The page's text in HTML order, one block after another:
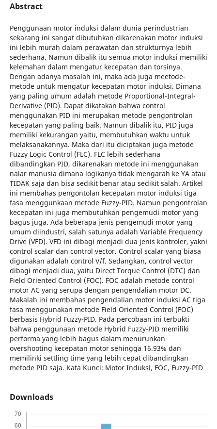
Abstract
Penggunaan motor induksi dalam dunia perindustrian
sekarang ini sangat dibutuhkan dikarenakan motor induksi
ini lebih murah dalam perawatan dan strukturnya lebih
sederhana. Namun dibalik itu semua motor induksi memiliki
kelemahan dalam mengatur kecepatan dan torsinya.
Dengan adanya masalah ini, maka ada juga meetode-
metode untuk mengatur kecepatan motor induksi. Dimana
yang paling umum adalah metode Proportional-Integral-
Derivative (PID). Dapat dikatakan bahwa control
menggunakan PID ini merupakan metode pengontrolan
kecepatan yang paling baik. Namun dibalik itu, PID juga
memiliki kekurangan yaitu, membutuhkan waktu untuk
melaksanakannya. Maka dari itu diciptakan juga metode
Fuzzy Logic Control (FLC). FLC lebih sederhana
dibandingkan PID, dikarenakan metode ini menggunakan
nalar manusia dimana logikanya tidak mengarah ke YA atau
TIDAK saja dan bisa sedikit benar atau sedikit salah. Artikel
ini membahas pengontolan kecepatan motor induksi tiga
fasa menggunkaan metode Fuzzy-PID. Namun pengontrolan
kecepatan ini juga membutuhkan pengemudi motor yang
bagus juga. Ada beberapa jenis pengemudi motor yang
umum diindustri, salah satunya adalah Variable Frequency
Drive (VFD). VFD ini dibagi menjadi dua jenis kontroler, yakni
control scalar dan control vector. Control scalar yang biasa
digunakan adalah control V/f. Sedangkan, control vector
dibagi menjadi dua, yaitu Direct Torque Control (DTC) dan
Field Oriented Control (FOC). FOC adalah metode control
motor AC yang serupa dengan pengendalian motor DC.
Makalah ini membahas pengendalian motor induksi AC tiga
fasa menggunakan metode Field Oriented Control (FOC)
berbasis Hybrid Fuzzy-PID. Pada percobaan ini terbukti
bahwa penggunaan metode Hybrid Fuzzy-PID memiliki
performa yang lebih bagus dalam menurunkan
overshooting kecepatan motor sehingga 16.93% dan
memilinki settling time yang lebih cepat dibandingkan
metode PID saja. Kata Kunci: Motor Induksi, FOC, Fuzzy-PID
Downloads